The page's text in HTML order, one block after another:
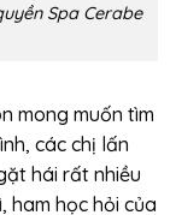
Spa Cerabe
mong muốn tìm
các chị lấn
hái rất nhiều
ham học hỏi của